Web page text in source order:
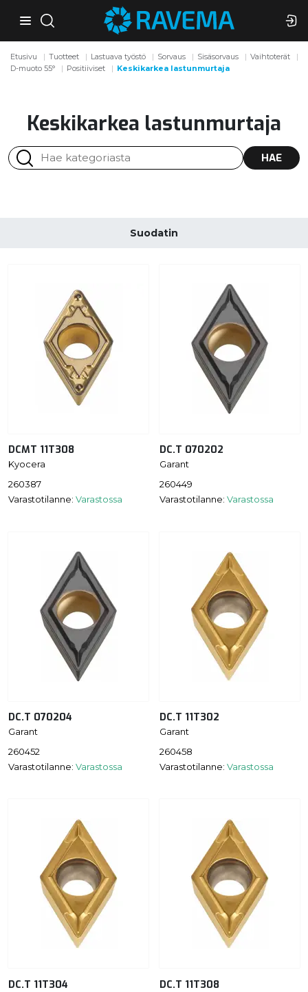
Etusivu Tuotteet Lastuava työstö Sorvaus Sisäsorvaus
Vaihtoterät
D-muoto 55°
Positiiviset Keskikarkea lastunmurtaja
Keskikarkea lastunmurtaja
HAE
Suodatin
DCMT 11T308
Kyocera
260387
Varastotilanne: Varastossa
DC.T 070202
Garant
260449
Varastotilanne: Varastossa
DC.T 070204
Garant
260452
Varastotilanne: Varastossa
DC.T 11T302
Garant
260458
Varastotilanne: Varastossa
DC.T 11T304 DC.T 11T308